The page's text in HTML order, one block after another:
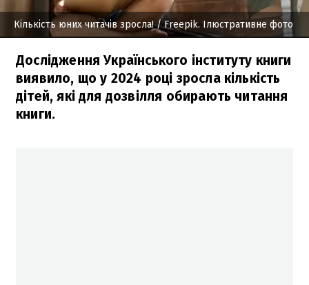
Кількість юних читачів зросла!/ Freepik. Ілюстративне фото
Дослідження Українського інституту книги
виявило, що у 2024 році зросла кількість
дітей, які для дозвілля обирають читання
книги.